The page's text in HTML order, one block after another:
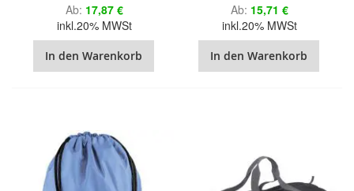
Ab 17,87 €
inkl.20% MWSt
In den Warenkorb
Ab 15,71 €
inkl.20% MWSt
In den Warenkorb